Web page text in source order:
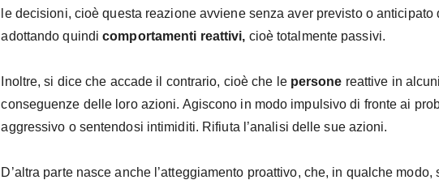
le decisioni, cioè questa reazione avviene senza aver previsto o
adottando quindicomportamenti reattivi, cioè totalmente passivi.
Inoltre, si dice che accade il contrario, cioè che le persone reattive in
conseguenze delle loro azioni. Agiscono in modo impulsivo di fronte ai
aggressivo o sentendosi intimiditi. Rifiuta l’analisi delle sue azioni.
D’altra parte nasce anche l’atteggiamento proattivo, che, in qualche